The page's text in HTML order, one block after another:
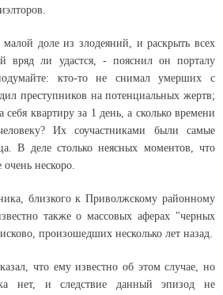
доле из злодеяний, и раскрыть всех
вряд ли удастся, - пояснил он порталу
кто-то не снимал умерших с
преступников на потенциальных жертв;
квартиру за 1 день, а сколько времени
Их соучастниками были самые
В деле столько неясных моментов, что
нескоро.
близкого к Приволжскому районному
также о массовых аферах "черных
произошедших несколько лет назад.
что ему известно об этом случае, но
нет, и следствие данный эпизод не